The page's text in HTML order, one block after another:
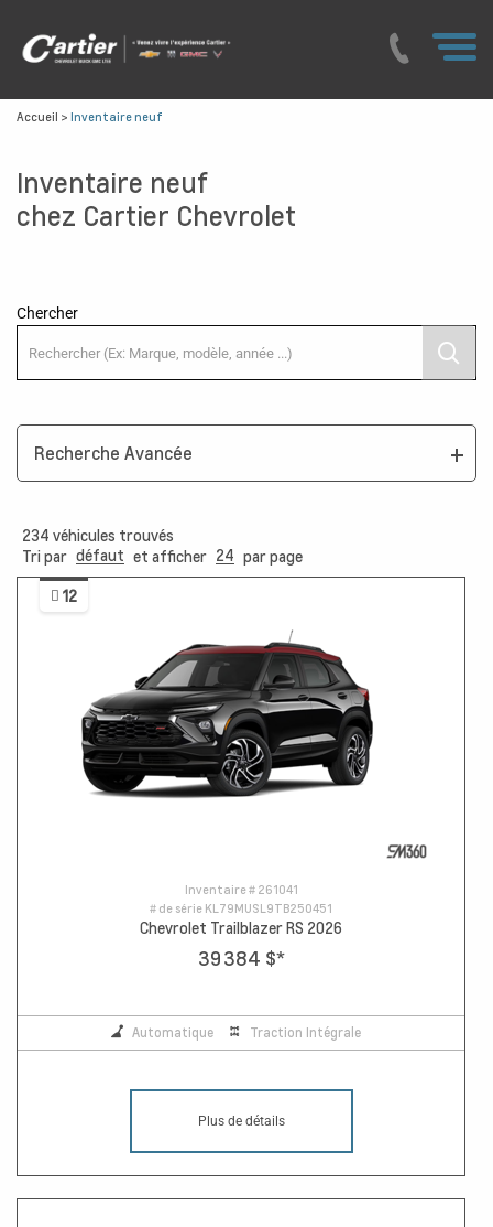
Accueil > Inventaire neuf
Inventaire neuf
chez Cartier Chevrolet
Chercher
Recherche Avancée
234 véhicules trouvés
Tri par défaut et afficher 24 par page
12
Inventaire # 261041
# de série KL79MUSL9TB250451
Chevrolet Trailblazer RS 2026
39 384 $*
Automatique Traction Intégrale
Plus de détails